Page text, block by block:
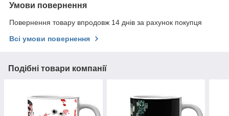
Умови повернення
Повернення товару впродовж 14 днів за рахунок покупця
Всі умови повернення
Подібні товари компанії